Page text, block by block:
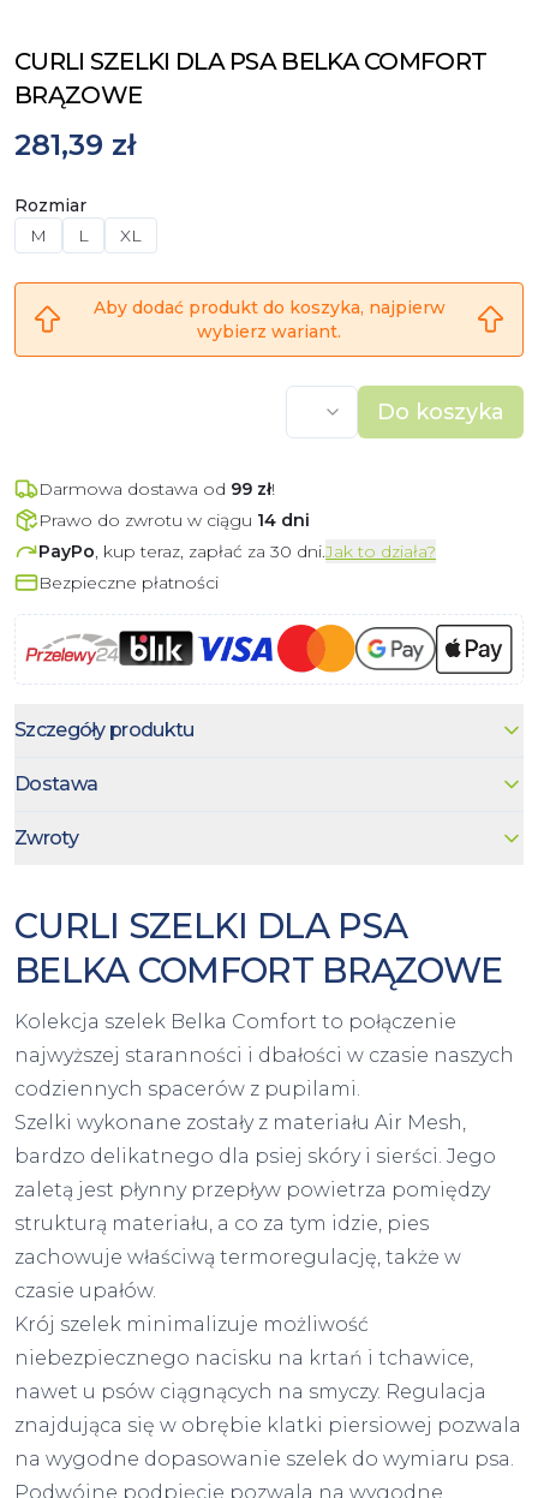
CURLI SZELKI DLA PSA BELKA COMFORT
BRĄZOWE
281,39 zł
Rozmiar
M
L XL
Aby dodać produkt do koszyka, najpierw
wybierz wariant.
Do koszyka
Darmowa dostawa od 99 zł!
Prawo do zwrotu w ciągu 14 dni
PayPo, kup teraz, zapłać za 30 dni.Jak to działa?
Bezpieczne płatności
Szczegóły produktu
Dostawa
Zwroty
CURLI SZELKI DLA PSA
BELKA COMFORT BRĄZOWE
Kolekcja szelek Belka Comfort to połączenie
najwyższej staranności i dbałości w czasie naszych
codziennych spacerów z pupilami.
Szelki wykonane zostały z materiału Air Mesh,
bardzo delikatnego dla psiej skóry i sierści. Jego
zaletą jest płynny przepływ powietrza pomiędzy
strukturą materiału, a co za tym idzie, pies
zachowuje właściwą termoregulację, także w
czasie upałów.
Krój szelek minimalizuje możliwość
niebezpiecznego nacisku na krtań i tchawice,
nawet u psów ciągnących na smyczy. Regulacja
znajdująca się w obrębie klatki piersiowej pozwala
na wygodne dopasowanie szelek do wymiaru psa.
Podwójne podpięcie pozwala na wygodne